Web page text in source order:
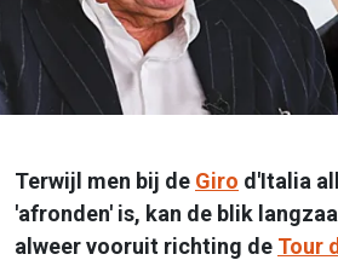
Terwijl men bij de Giro d'Italia
'afronden' is, kan de blik
alweer vooruit richting de Tour